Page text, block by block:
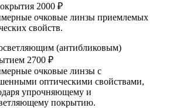
2000 ₽
очковые линзы приемлемых
свойств.
(антибликовым)
2700 ₽
очковые линзы с
оптическими свойствами,
упрочняющему и
покрытию.